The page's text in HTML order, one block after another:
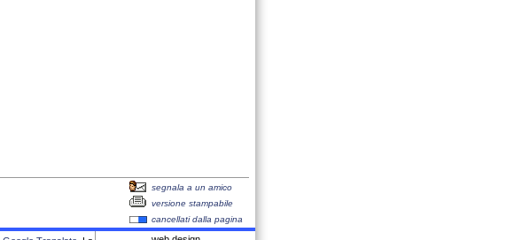
segnala a un amico
versione stampabile
cancellati dalla pagina